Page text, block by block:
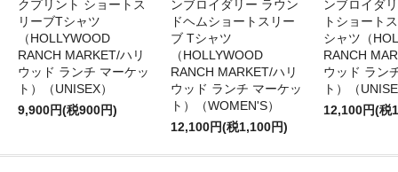
クプリント ショートス
リーブTシャツ
（HOLLYWOOD
RANCH MARKET/ハリ
ウッド ランチ マーケッ
ト）（UNISEX）
9,900円(税900円)
ンブロイダリー ラウン
ドヘムショートスリー
ブ Tシャツ
（HOLLYWOOD
RANCH MARKET/ハリ
ウッド ランチ マーケッ
ト）（WOMEN'S）
12,100円(税1,100円)
ンブロイダ
トショート
シャツ（
RANCH
ウッド ラン
ト）（
12,100円(税